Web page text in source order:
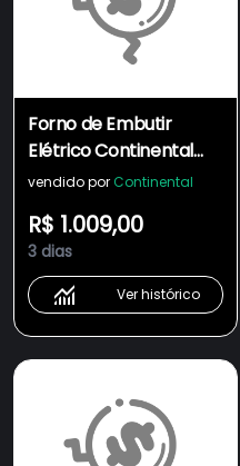
Forno de Embutir
Elétrico Continental
50L com
(OC4EM)
vendido por Continental
R$ 1.009,00
3 dias
Ver histórico